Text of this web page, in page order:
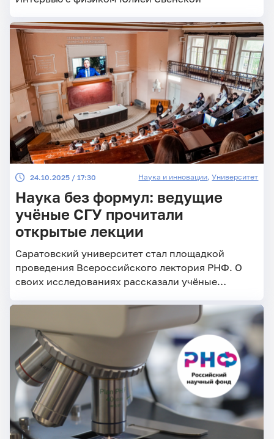
24.10.2025 / 17:30 Наука и инновации,Университет
Наука без формул: ведущие
учёные СГУ прочитали
открытые лекции
Саратовский университет стал площадкой
проведения Всероссийского лектория РНФ. О
своих исследованиях рассказали учёные